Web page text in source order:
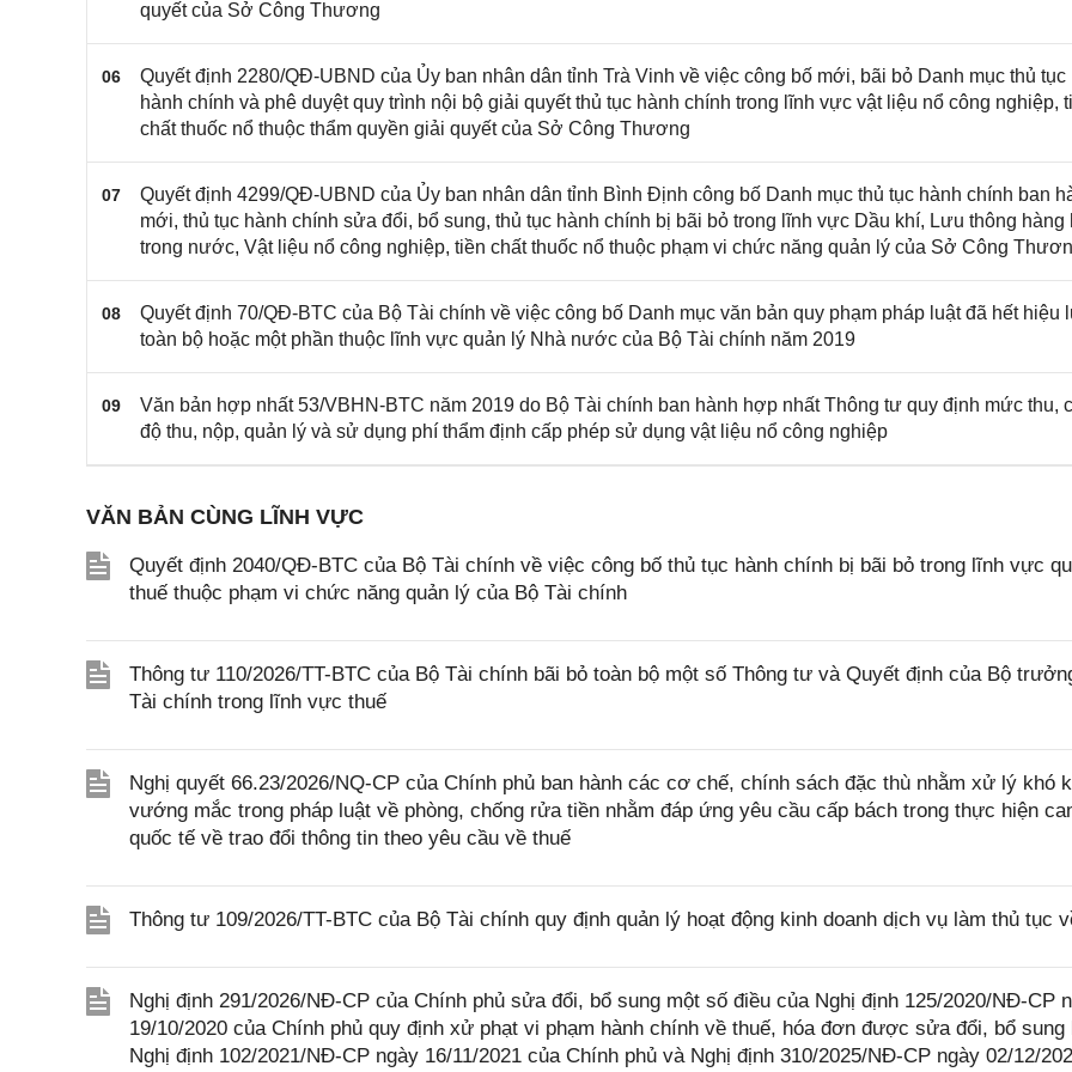
quyết của Sở Công Thương
06
Quyết định 2280/QĐ-UBND của Ủy ban nhân dân tỉnh Trà Vinh về việc công bố mới, bãi bỏ Danh mục thủ tục
hành chính và phê duyệt quy trình nội bộ giải quyết thủ tục hành chính trong lĩnh vực vật liệu nổ công nghiệp,
chất thuốc nổ thuộc thẩm quyền giải quyết của Sở Công Thương
07
Quyết định 4299/QĐ-UBND của Ủy ban nhân dân tỉnh Bình Định công bố Danh mục thủ tục hành chính ban
mới, thủ tục hành chính sửa đổi, bổ sung, thủ tục hành chính bị bãi bỏ trong lĩnh vực Dầu khí, Lưu thông hàng
trong nước, Vật liệu nổ công nghiệp, tiền chất thuốc nổ thuộc phạm vi chức năng quản lý của Sở Công
08
Quyết định 70/QĐ-BTC của Bộ Tài chính về việc công bố Danh mục văn bản quy phạm pháp luật đã hết hiệu
toàn bộ hoặc một phần thuộc lĩnh vực quản lý Nhà nước của Bộ Tài chính năm 2019
09
Văn bản hợp nhất 53/VBHN-BTC năm 2019 do Bộ Tài chính ban hành hợp nhất Thông tư quy định mức thu,
độ thu, nộp, quản lý và sử dụng phí thẩm định cấp phép sử dụng vật liệu nổ công nghiệp
VĂN BẢN CÙNG LĨNH VỰC
Quyết định 2040/QĐ-BTC của Bộ Tài chính về việc công bố thủ tục hành chính bị bãi bỏ trong lĩnh vực
thuế thuộc phạm vi chức năng quản lý của Bộ Tài chính
Thông tư 110/2026/TT-BTC của Bộ Tài chính bãi bỏ toàn bộ một số Thông tư và Quyết định của Bộ
Tài chính trong lĩnh vực thuế
Nghị quyết 66.23/2026/NQ-CP của Chính phủ ban hành các cơ chế, chính sách đặc thù nhằm xử lý khó
vướng mắc trong pháp luật về phòng, chống rửa tiền nhằm đáp ứng yêu cầu cấp bách trong thực hiện
quốc tế về trao đổi thông tin theo yêu cầu về thuế
Thông tư 109/2026/TT-BTC của Bộ Tài chính quy định quản lý hoạt động kinh doanh dịch vụ làm thủ tục
Nghị định 291/2026/NĐ-CP của Chính phủ sửa đổi, bổ sung một số điều của Nghị định 125/2020/NĐ-CP
19/10/2020 của Chính phủ quy định xử phạt vi phạm hành chính về thuế, hóa đơn được sửa đổi, bổ sung
Nghị định 102/2021/NĐ-CP ngày 16/11/2021 của Chính phủ và Nghị định 310/2025/NĐ-CP ngày 02/12/